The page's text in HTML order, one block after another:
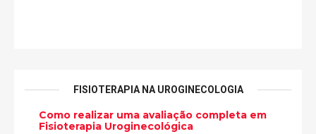
FISIOTERAPIA NA UROGINECOLOGIA
Como realizar uma avaliação completa em
Fisioterapia Uroginecológica